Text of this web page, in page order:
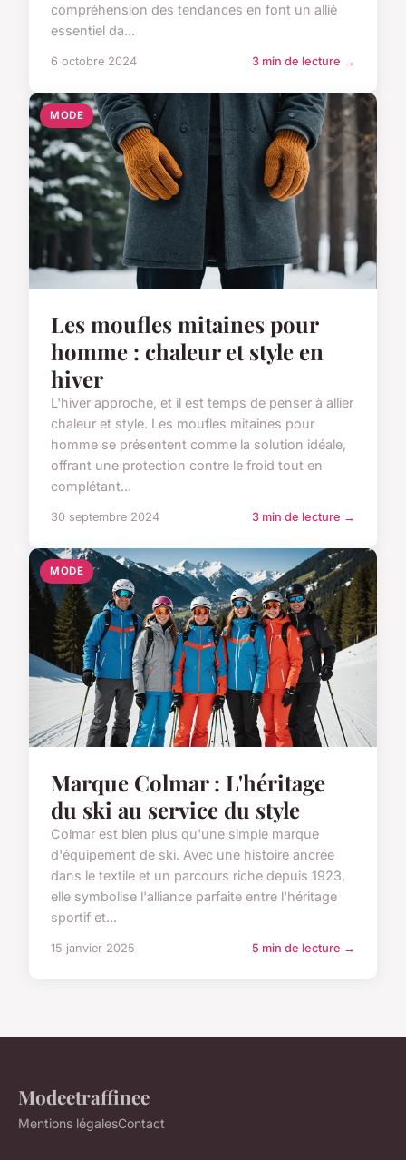
compréhension des tendances en font un allié
essentiel da...
6 octobre 2024 3 min de lecture →
MODE
Les moufles mitaines pour
homme : chaleur et style en
hiver
L'hiver approche, et il est temps de penser à allier
chaleur et style. Les moufles mitaines pour
homme se présentent comme la solution idéale,
offrant une protection contre le froid tout en
complétant...
30 septembre 2024 3 min de lecture →
MODE
Marque Colmar : L'héritage
du ski au service du style
Colmar est bien plus qu'une simple marque
d'équipement de ski. Avec une histoire ancrée
dans le textile et un parcours riche depuis 1923,
elle symbolise l'alliance parfaite entre l'héritage
sportif et...
15 janvier 2025 5 min de lecture →
Modeetraffinee
Mentions légalesContact